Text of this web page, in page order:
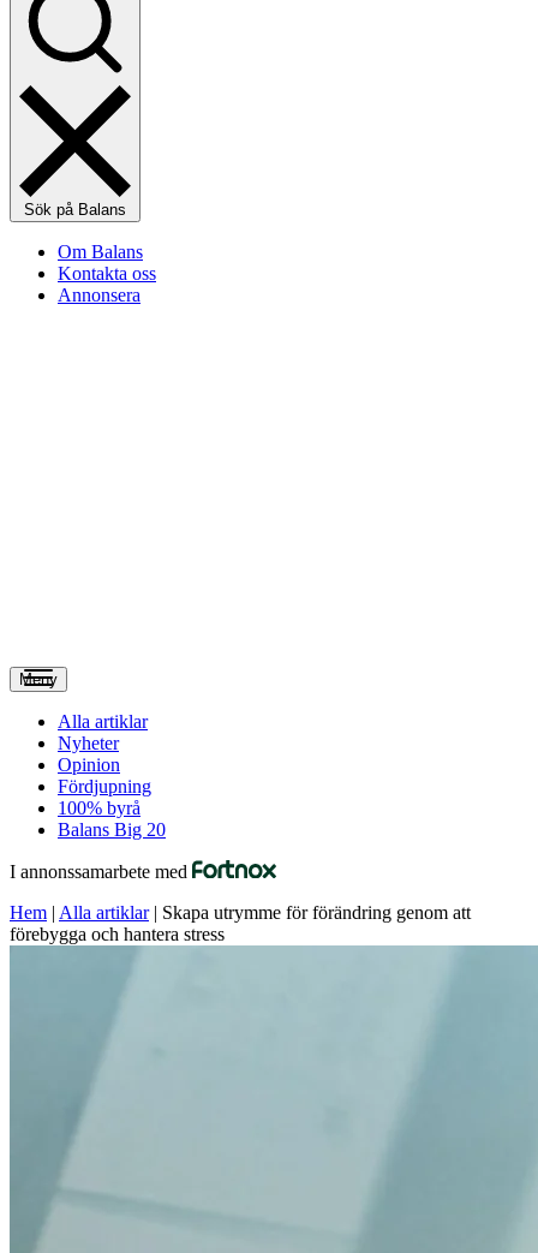
Sök på Balans
Om Balans
Kontakta oss
Annonsera
Meny
Alla artiklar
Nyheter
Opinion
Fördjupning
100% byrå
Balans Big 20
I annonssamarbete med
Hem | Alla artiklar| Skapa utrymme för förändring genom att
förebygga och hantera stress